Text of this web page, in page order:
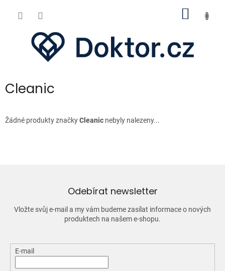
Cleanic
Žádné produkty značkyCleanic nebyly nalezeny...
Odebírat newsletter
Vložte svůj e-mail a my vám budeme zasílat informace o nových
produktech na našem e-shopu.
E-mail